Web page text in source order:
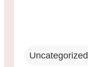
Uncategorized